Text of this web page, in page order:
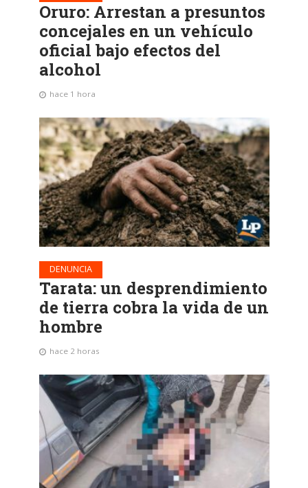
Oruro: Arrestan a presuntos
concejales en un vehículo
oficial bajo efectos del
alcohol
hace 1 hora
DENUNCIA
Tarata: un desprendimiento
de tierra cobra la vida de un
hombre
hace 2 horas